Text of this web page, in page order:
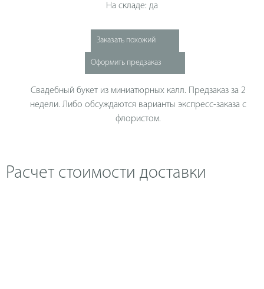
На складе: да
Заказать похожий
Оформить предзаказ
Свадебный букет из миниатюрных калл. Предзаказ за 2
недели. Либо обсуждаются варианты экспресс-заказа с
флористом.
Расчет стоимости доставки